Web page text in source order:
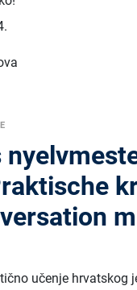
učenje hrvatskog